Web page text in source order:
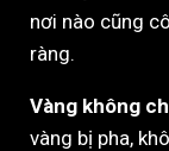
nơi nào cũng
ràng.
Vàng không
vàng bị pha,